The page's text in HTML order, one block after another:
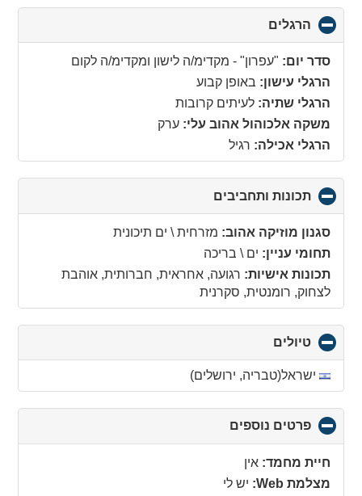
הרגלים
to
collapse
סדר יום: "עפרון" - מקדימ/ה לישון ומקדימ/ה לקום
הרגלי עישון: באופן קבוע
הרגלי שתיה: לעיתים קרובות
משקה אלכוהול אהוב עלי: ערק
הרגלי אכילה: רגיל
תכונות ותחביבים
to
collapse
סגנון מוזיקה אהוב: מזרחית \ ים תיכונית
תחומי עניין: ים \ בריכה
תכונות אישיות: רגועה, אחראית, חברותית, אוהבת
לצחוק, רומנטית, סקרנית
טיולים
to
collapse
contents
ישראל(טבריה, ירושלים)
פרטים נוספים
to
חיית מחמד: אין
מצלמת Web:
יש לי